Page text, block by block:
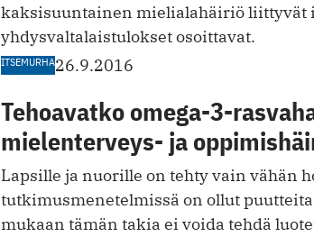
kaksisuuntainen mielialahäiriö
yhdysvaltalaistulokset osoittavat.
ITSEMURHA26.9.2016
Tehoavatko omega-3-
mielenterveys- ja
Lapsille ja nuorille on tehty vain vähän
tutkimusmenetelmissä on ollut
mukaan tämän takia ei voida tehdä